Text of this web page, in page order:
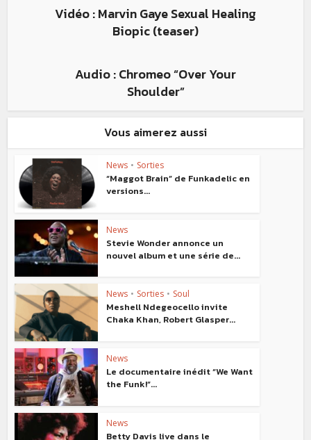
Vidéo : Marvin Gaye Sexual Healing
Biopic (teaser)
Audio : Chromeo “Over Your
Shoulder”
Vous aimerez aussi
News • Sorties
“Maggot Brain” de Funkadelic en
versions...
News
Stevie Wonder annonce un
nouvel album et une série de...
News • Sorties • Soul
Meshell Ndegeocello invite
Chaka Khan, Robert Glasper...
News
Le documentaire inédit “We Want
the Funk!”...
News
Betty Davis live dans le